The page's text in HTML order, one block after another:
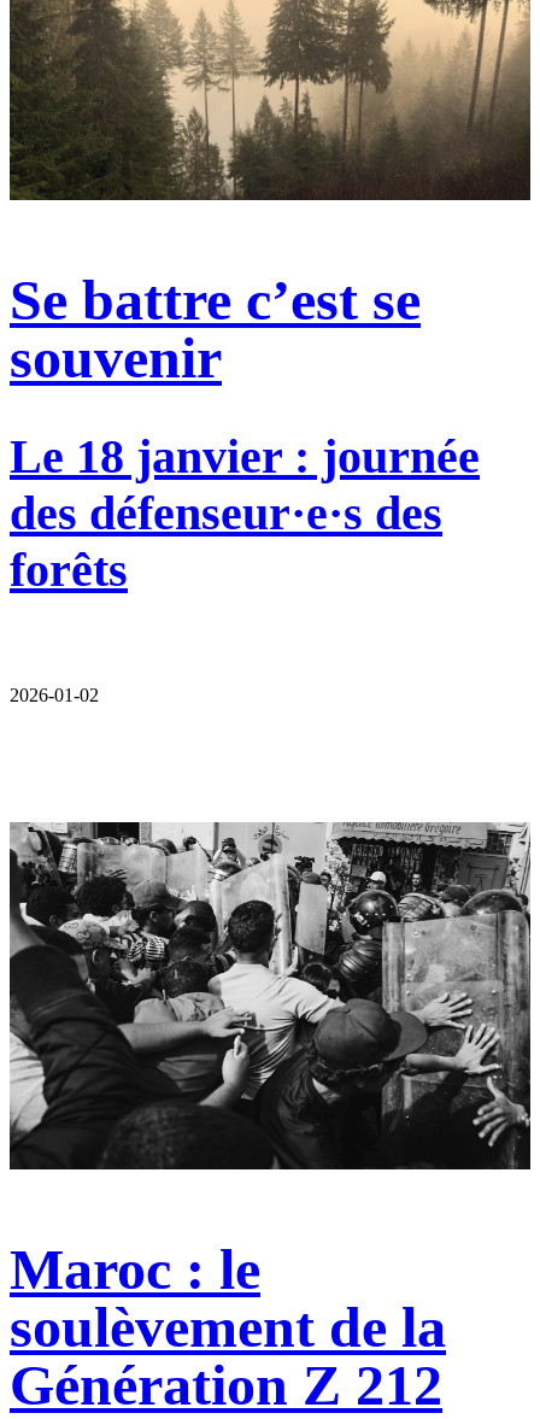
Se battre c’est se
souvenir
Le 18 janvier : journée
des défenseur·e·s des
forêts
2026-01-02
Maroc : le
soulèvement de la
Génération Z 212